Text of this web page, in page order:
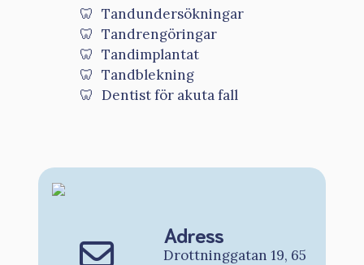
Tandundersökningar
Tandrengöringar
Tandimplantat
Tandblekning
Dentist för akuta fall
Adress
Drottninggatan 19, 65